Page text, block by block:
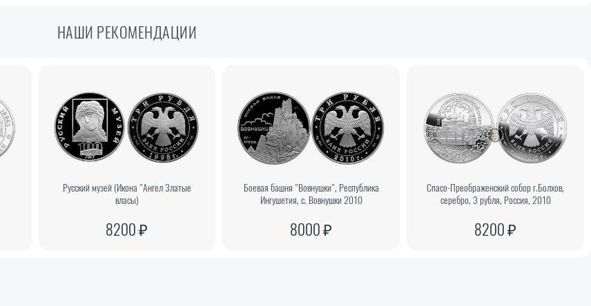
НАШИ РЕКОМЕНДАЦИИ
Русский музей (Икона "Ангел Златые
власы)
8200 ₽
Боевая башня "Вовнушки", Республика
Ингушетия, с. Вовнушки 2010
8000 ₽
Спасо-Преображенский собор г.Болхов,
серебро, 3 рубля, Россия, 2010
8200 ₽